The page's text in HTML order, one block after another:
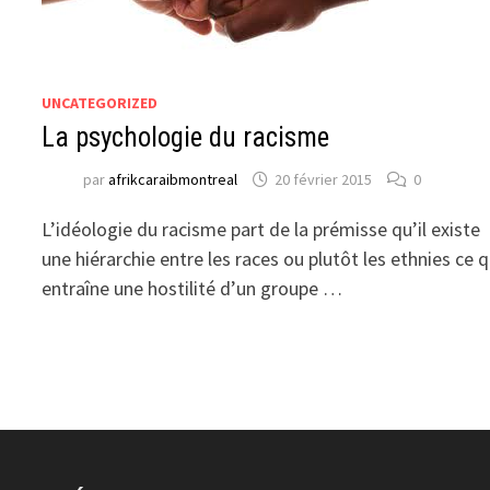
UNCATEGORIZED
La psychologie du racisme
parafrikcaraibmontreal 20 février 2015 0
L’idéologie du racisme part de la prémisse qu’il existe
une hiérarchie entre les races ou plutôt les ethnies ce
entraîne une hostilité d’un groupe …